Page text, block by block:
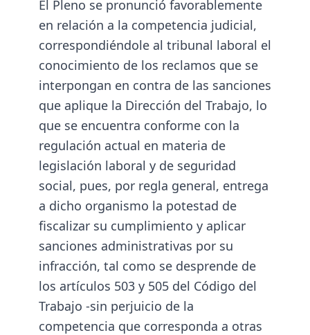
El Pleno se pronunció favorablemente
en relación a la competencia judicial,
correspondiéndole al tribunal laboral el
conocimiento de los reclamos que se
interpongan en contra de las sanciones
que aplique la Dirección del Trabajo, lo
que se encuentra conforme con la
regulación actual en materia de
legislación laboral y de seguridad
social, pues, por regla general, entrega
a dicho organismo la potestad de
fiscalizar su cumplimiento y aplicar
sanciones administrativas por su
infracción, tal como se desprende de
los artículos 503 y 505 del Código del
Trabajo -sin perjuicio de la
competencia que corresponda a otras